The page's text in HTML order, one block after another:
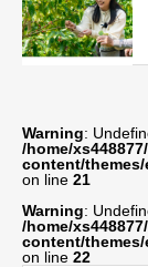
Warning:
/home/
content/
on line 21
Warning:
/home/
content/
on line 22